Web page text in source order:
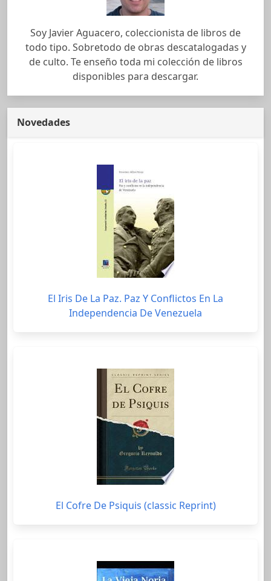
Soy Javier Aguacero, coleccionista de libros de
todo tipo. Sobretodo de obras descatalogadas y
de culto. Te enseño toda mi colección de libros
disponibles para descargar.
Novedades
El Iris De La Paz. Paz Y Conflictos En La
Independencia De Venezuela
El Cofre De Psiquis (classic Reprint)